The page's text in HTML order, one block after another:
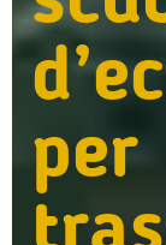
per